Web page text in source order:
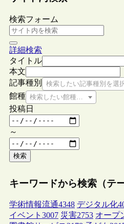
検索フォーム
詳細検索
タイトル
本文
記事種別
検索したい記事種別を選
館種 検索したい館種を選択してくだ
投稿日
～
検索
キーワードから検索（テー
学術情報流通4348 デジタル化
イベント 3007 災害2753 オープ